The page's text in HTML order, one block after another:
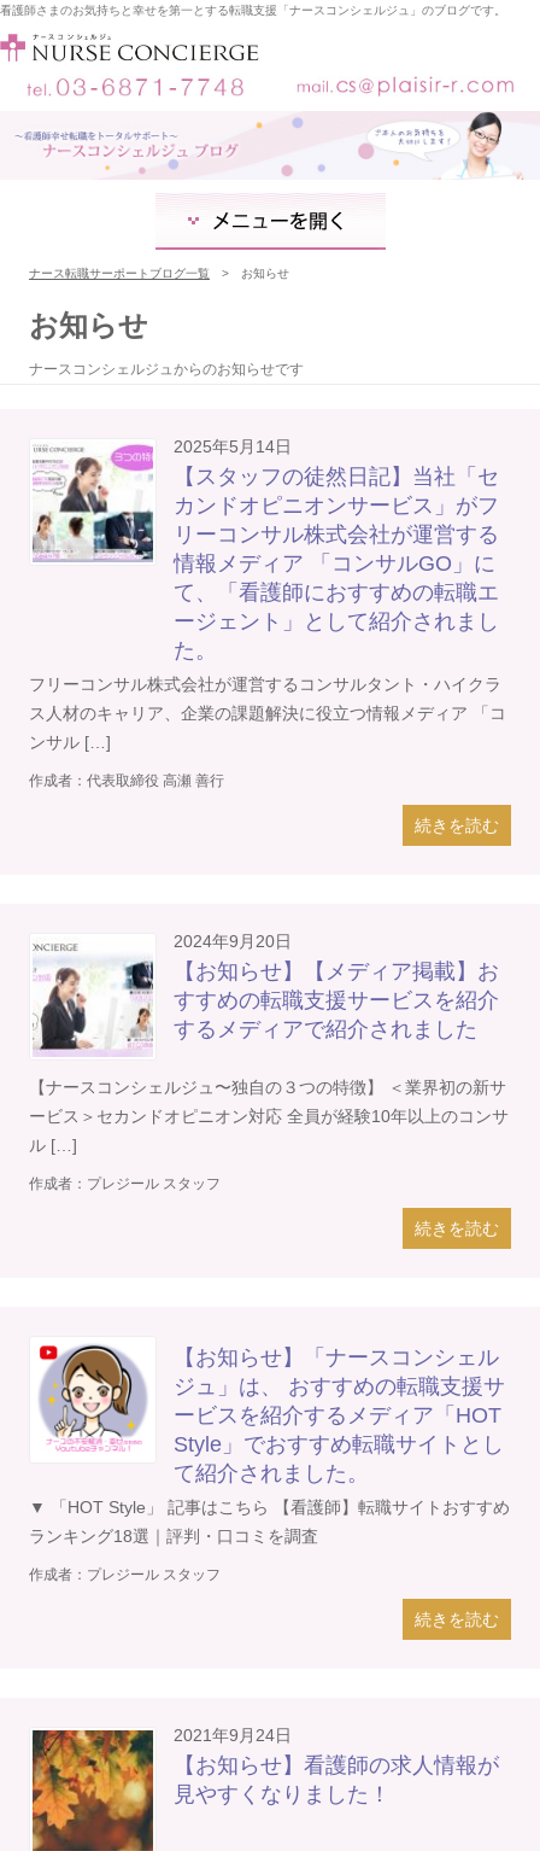
看護師さまのお気持ちと幸せを第一とする転職支援「ナースコンシェルジュ」のブログです。
ン
ナース転職サーポートブログ一覧 お知らせ
お知らせ
ナースコンシェルジュからのお知らせです
2025年5月14日
【スタッフの徒然日記】当社「セ
カンドオピニオンサービス」がフ
リーコンサル株式会社が運営する
情報メディア 「コンサルGO」に
て、「看護師におすすめの転職エ
ージェント」として紹介されまし
た。
フリーコンサル株式会社が運営するコンサルタント・ハイクラ
ス人材のキャリア、企業の課題解決に役立つ情報メディア 「コ
ンサル […]
作成者： 代表取締役 高瀬 善行
続きを読む
2024年9月20日
【お知らせ】【メディア掲載】お
すすめの転職支援サービスを紹介
するメディアで紹介されました
【ナースコンシェルジュ〜独自の３つの特徴】 ＜業界初の新サ
ービス＞セカンドオピニオン対応 全員が経験10年以上のコンサ
ル […]
作成者： プレジール スタッフ
続きを読む
【お知らせ】「ナースコンシェル
ジュ」は、 おすすめの転職支援サ
ービスを紹介するメディア「HOT
Style」でおすすめ転職サイトとし
て紹介されました。
▼ 「HOT Style」 記事はこちら 【看護師】転職サイトおすすめ
ランキング18選｜評判・口コミを調査
作成者： プレジール スタッフ
続きを読む
2021年9月24日
【お知らせ】看護師の求人情報が
見やすくなりました！